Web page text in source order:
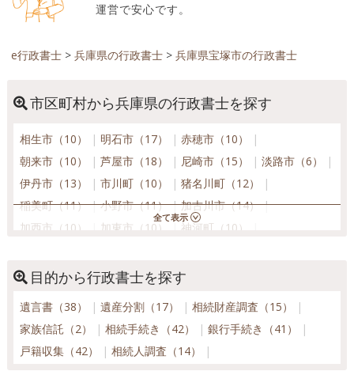
運営で安心です。
e行政書士> 兵庫県の行政書士> 兵庫県宝塚市の行政書士
市区町村から兵庫県の行政書士を探す
相生市（10） 明石市（17）
赤穂市（10）
朝来市（10）
芦屋市（18） 尼崎市（15）
淡路市（6）
伊丹市（13）
市川町（10）
猪名川町（12）
稲美町（11）
小野市（11）
加古川市（14）
加西市（10）
加東市（10）
神河町（10）
神戸市北区（13）
神戸市須磨区（16）
神戸市長田区（16）
神戸市灘区（16）
神戸市西区（15）
神戸市東灘区（16）
神戸市兵庫区（18）
佐用町（11）
目的から行政書士を探す
遺言書（38） 遺産分割（17）
相続財産調査（15）
家族信託（2）
相続手続き（42）
銀行手続き（41）
戸籍収集（42）
相続人調査（14）